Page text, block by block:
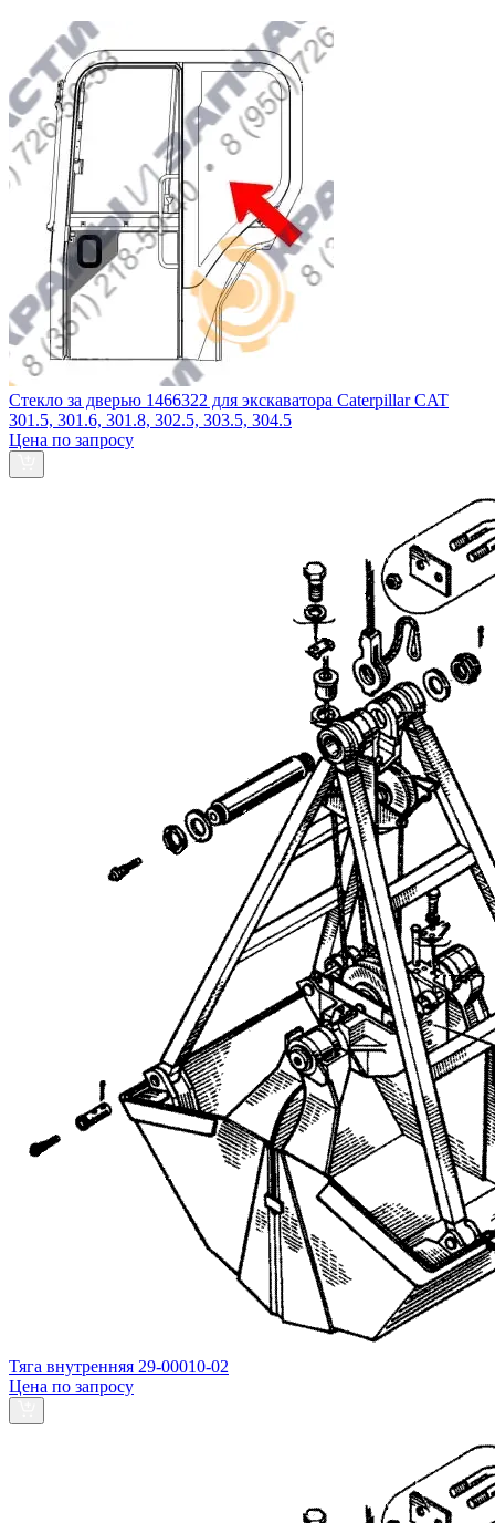
Стекло за дверью 1466322 для экскаватора Caterpillar CAT
301.5, 301.6, 301.8, 302.5, 303.5, 304.5
Цена по запросу
Тяга внутренняя 29-00010-02
Цена по запросу